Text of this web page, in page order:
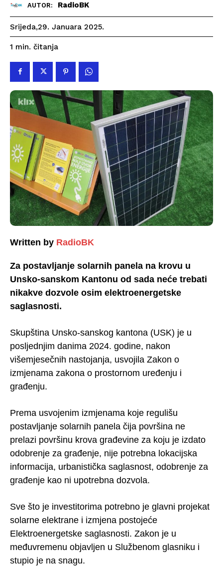
AUTOR: RadioBK
Srijeda,29. Januara 2025.
1 min. čitanja
Written by RadioBK
Za postavljanje solarnih panela na krovu u
Unsko-sanskom Kantonu od sada neće trebati
nikakve dozvole osim elektroenergetske
saglasnosti.
Skupština Unsko-sanskog kantona (USK) je u
posljednjim danima 2024. godine, nakon
višemjesečnih nastojanja, usvojila Zakon o
izmjenama zakona o prostornom uređenju i
građenju.
Prema usvojenim izmjenama koje regulišu
postavljanje solarnih panela čija površina ne
prelazi površinu krova građevine za koju je izdato
odobrenje za građenje, nije potrebna lokacijska
informacija, urbanistička saglasnost, odobrenje za
građenje kao ni upotrebna dozvola.
Sve što je investitorima potrebno je glavni projekat
solarne elektrane i izmjena postojeće
Elektroenergetske saglasnosti. Zakon je u
međuvremenu objavljen u Službenom glasniku i
stupio je na snagu.